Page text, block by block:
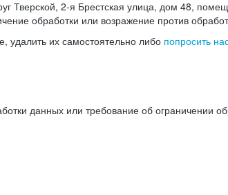
Тверской, 2-я Брестская улица, дом 48,
обработки или возражение против
их самостоятельно либо попросить
данных или требование об ограничении